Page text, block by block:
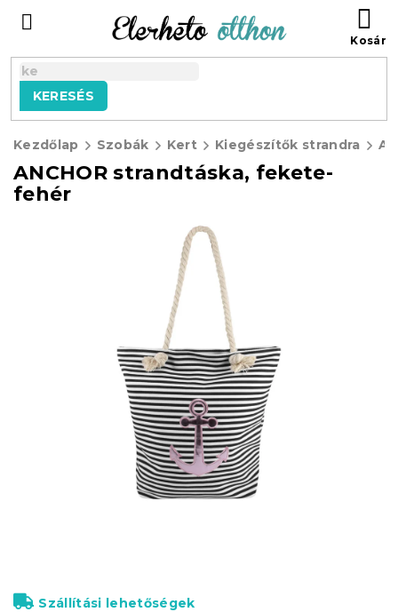
tartalomhoz
KERESÉS
Kezdőlap Szobák Kert Kiegészítők strandra
ANCHOR strandtáska, fekete-
fehér
Szállítási lehetőségek